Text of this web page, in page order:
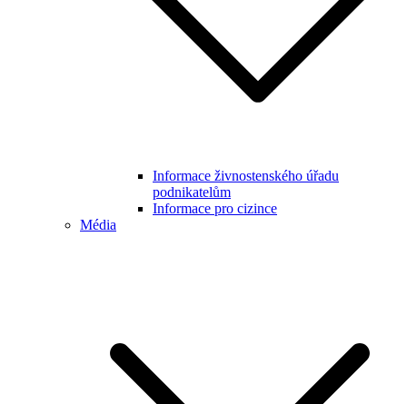
Informace živnostenského úřadu
podnikatelům
Informace pro cizince
Média